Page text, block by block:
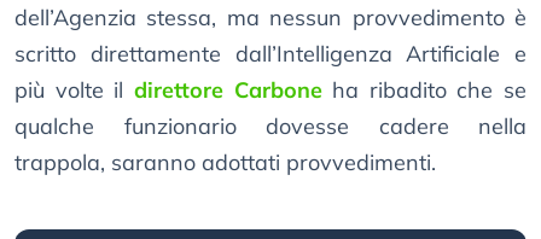
dell’Agenzia stessa, ma nessun provvedimento è
scritto direttamente dall’Intelligenza Artificiale e
più volte il direttore Carboneha ribadito che se
qualche funzionario dovesse cadere nella
trappola, saranno adottati provvedimenti.